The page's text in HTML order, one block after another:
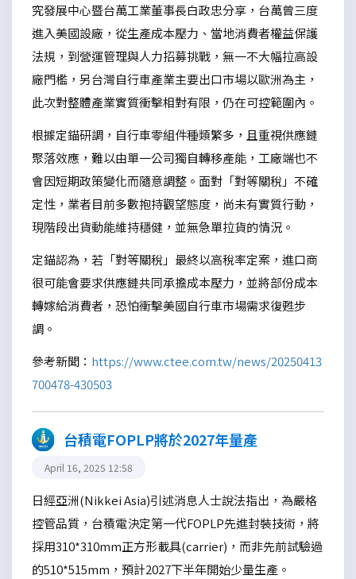
究發展中心暨台萬工業董事長白政忠分享，台萬曾三度
進入美國設廠，從生產成本壓力、當地消費者權益保護
法規，到營運管理與人力招募挑戰，無一不大幅拉高設
廠門檻，另台灣自行車產業主要出口市場以歐洲為主，
此次對整體產業實質衝擊相對有限，仍在可控範圍內。
根據定錨研調，自行車零組件種類繁多，且重視供應鏈
聚落效應，難以由單一公司獨自轉移產能，工廠端也不
會因短期政策變化而隨意調整。面對「對等關稅」不確
定性，業者目前多數抱持觀望態度，尚未有實質行動，
現階段出貨動能維持穩健，並無急單拉貨的情況。
定錨認為，若「對等關稅」最終以高稅率定案，進口商
很可能會要求供應鏈共同承擔成本壓力，並將部份成本
轉嫁給消費者，恐怕衝擊美國自行車市場需求復甦步
調。
參考新聞： https://www.ctee.com.tw/news/20250413
700478-430503
台積電FOPLP將於2027年量產
April 16, 2025 12:58
日經亞洲(Nikkei Asia)引述消息人士說法指出，為嚴格
控管品質，台積電決定第一代FOPLP先進封裝技術，將
採用310*310mm正方形載具(carrier)，而非先前試驗過
的510*515mm，預計2027下半年開始少量生產。